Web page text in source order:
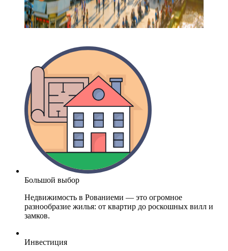
Большой выбор
Недвижимость в Рованиеми — это огромное
разнообразие жилья: от квартир до роскошных вилл и
замков.
Инвестиция